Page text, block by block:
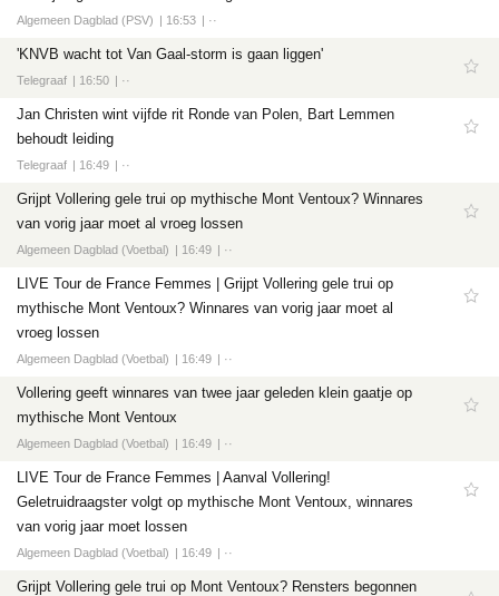
Algemeen Dagblad (PSV) 16:53 ··
'KNVB wacht tot Van Gaal-storm is gaan liggen'
Telegraaf 16:50 ··
Jan Christen wint vijfde rit Ronde van Polen, Bart Lemmen
behoudt leiding
Telegraaf 16:49 ··
Grijpt Vollering gele trui op mythische Mont Ventoux? Winnares
van vorig jaar moet al vroeg lossen
Algemeen Dagblad (Voetbal) 16:49 ··
LIVE Tour de France Femmes | Grijpt Vollering gele trui op
mythische Mont Ventoux? Winnares van vorig jaar moet al
vroeg lossen
Algemeen Dagblad (Voetbal) 16:49 ··
Vollering geeft winnares van twee jaar geleden klein gaatje op
mythische Mont Ventoux
Algemeen Dagblad (Voetbal) 16:49 ··
LIVE Tour de France Femmes | Aanval Vollering!
Geletruidraagster volgt op mythische Mont Ventoux, winnares
van vorig jaar moet lossen
Algemeen Dagblad (Voetbal) 16:49 ··
Grijpt Vollering gele trui op Mont Ventoux? Rensters begonnen